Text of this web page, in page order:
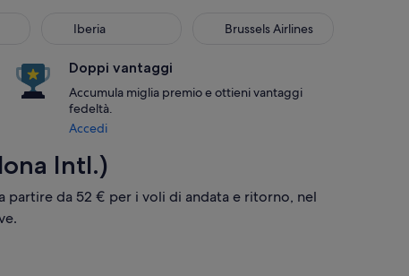
Iberia
Iberia Brussels Airlines
Brussels Airlines
Doppi vantaggi
Accumula miglia premio e ottieni vantaggi
fedeltà.
Accedi
Intl.)
partire da 52 € per i voli di andata e ritorno, nel